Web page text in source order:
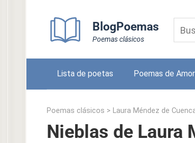
BlogPoemas
Poemas clásicos
Lista de poetas Poemas de Amor
Poemas clásicos > Laura Méndez de
Nieblas de Laura